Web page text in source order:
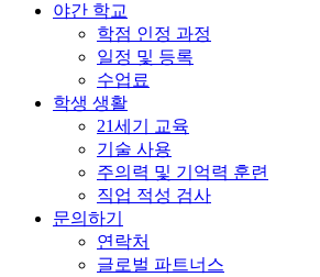
야간 학교
학점 인정 과정
일정 및 등록
수업료
학생 생활
21세기 교육
기술 사용
주의력 및 기억력 훈련
직업 적성 검사
문의하기
연락처
글로벌 파트너스